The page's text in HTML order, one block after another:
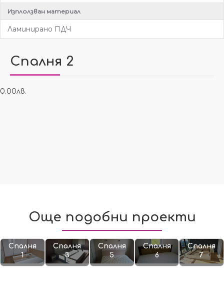
Изплолзван материал
Ламинирано ПДЧ
Спалня 2
0.00лв.
Още подобни проекти
Спалня
1
Спалня
3
Спалня
5
Спалня
6
Спалня
7